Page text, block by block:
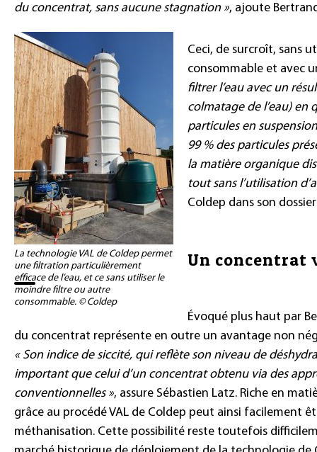
du concentrat, sans aucune stagnation », ajoute
La technologie VAL de Coldep permet
une filtration particulièrement
efficace de l’eau, et ce sans utiliser le
moindre filtre ou autre
consommable. © Coldep
Ceci, de surcroît, sans
consommable et avec
filtrer l’eau avec un
colmatage de l’eau) en
particules en
99 % des particules
la matière organique
tout sans l’utilisation
Coldep dans son
Un concentrat
Évoqué plus haut par
du concentrat représente en outre un avantage non
« Son indice de siccité, qui reflète son niveau de
important que celui d’un concentrat obtenu via des
conventionnelles », assure Sébastien Latz. Riche en
grâce au procédé VAL de Coldep peut ainsi facilement
méthanisation. Cette possibilité reste toutefois